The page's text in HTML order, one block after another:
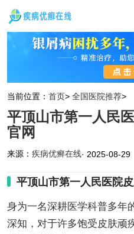
当前位置： 首页> 全国医院推荐>
平顶山市第一人民
官网
来源： 疾病优癣在线· 2025-08-29
平顶山市第一人民医院
身为一名深耕医学科普多年
深知，对于许多饱受皮肤顽